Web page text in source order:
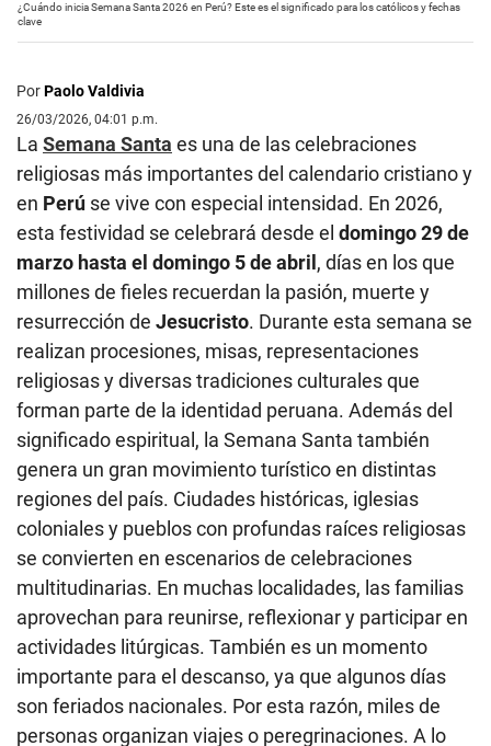
¿Cuándo inicia Semana Santa 2026 en Perú? Este es el significado para los católicos y fechas
clave
PorPaolo Valdivia
26/03/2026, 04:01 p.m.
La Semana Santa es una de las celebraciones
religiosas más importantes del calendario cristiano y
en Perú se vive con especial intensidad. En 2026,
esta festividad se celebrará desde el domingo 29 de
marzo hasta el domingo 5 de abril , días en los que
millones de fieles recuerdan la pasión, muerte y
resurrección de Jesucristo. Durante esta semana se
realizan procesiones, misas, representaciones
religiosas y diversas tradiciones culturales que
forman parte de la identidad peruana. Además del
significado espiritual, la Semana Santa también
genera un gran movimiento turístico en distintas
regiones del país. Ciudades históricas, iglesias
coloniales y pueblos con profundas raíces religiosas
se convierten en escenarios de celebraciones
multitudinarias. En muchas localidades, las familias
aprovechan para reunirse, reflexionar y participar en
actividades litúrgicas. También es un momento
importante para el descanso, ya que algunos días
son feriados nacionales. Por esta razón, miles de
personas organizan viajes o peregrinaciones. A lo